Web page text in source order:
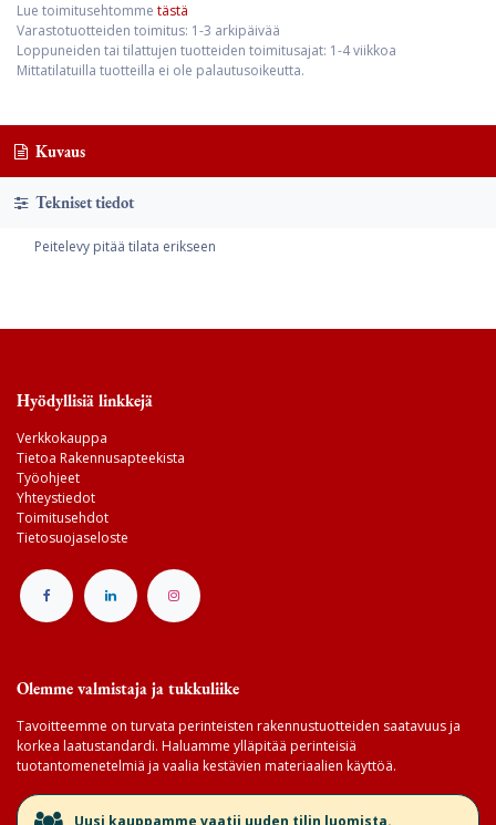
Lue toimitusehtomme tästä
Varastotuotteiden toimitus: 1-3 arkipäivää
Loppuneiden tai tilattujen tuotteiden toimitusajat: 1-4 viikkoa
Mittatilatuilla tuotteilla ei ole palautusoikeutta.
Kuvaus
Tekniset tiedot
Peitelevy pitää tilata erikseen
Hyödyllisiä linkkejä
Verkkokauppa
Tietoa Rakennusapteekista
Työohjeet
Yhteystiedot
Toimitusehdot
Tietosuojaseloste
Olemme valmistaja ja tukkuliike
Tavoitteemme on turvata perinteisten rakennustuotteiden saatavuus ja
korkea laatustandardi. Haluamme ylläpitää perinteisiä
tuotantomenetelmiä ja vaalia kestävien materiaalien käyttöä.
​Uusi kauppamme vaatii uuden tilin luomista.